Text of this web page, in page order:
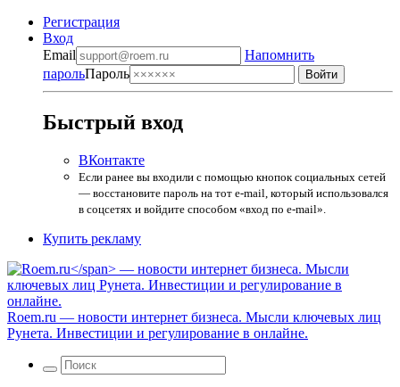
Регистрация
Вход
Email
Напомнить
парольПароль
Быстрый вход
ВКонтакте
Если ранее вы входили с помощью кнопок социальных сетей
— восстановите пароль на тот e-mail, который использовался
в соцсетях и войдите способом «вход по e-mail».
Купить рекламу
Roem.ru — новости интернет бизнеса. Мысли ключевых лиц
Рунета. Инвестиции и регулирование в онлайне.